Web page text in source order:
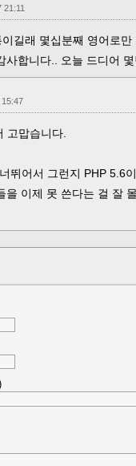
21:11
길래 몇십분째 영어로
사합니다.. 오늘 드디어
고맙습니다.
뛰어서 그런지 PHP 5.6
을 이제 못 쓴다는 걸 잘